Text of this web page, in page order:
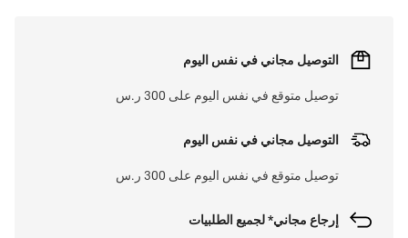
التوصيل مجاني في نفس اليوم
توصيل متوقع في نفس اليوم على 300 ر.س
التوصيل مجاني في نفس اليوم
توصيل متوقع في نفس اليوم على 300 ر.س
إرجاع مجاني* لجميع الطلبيات